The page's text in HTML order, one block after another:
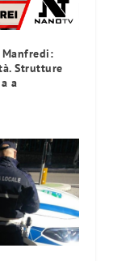
Manfredi:
Strutture
a